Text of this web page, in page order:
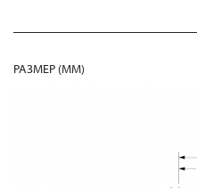
РАЗМЕР (MM)